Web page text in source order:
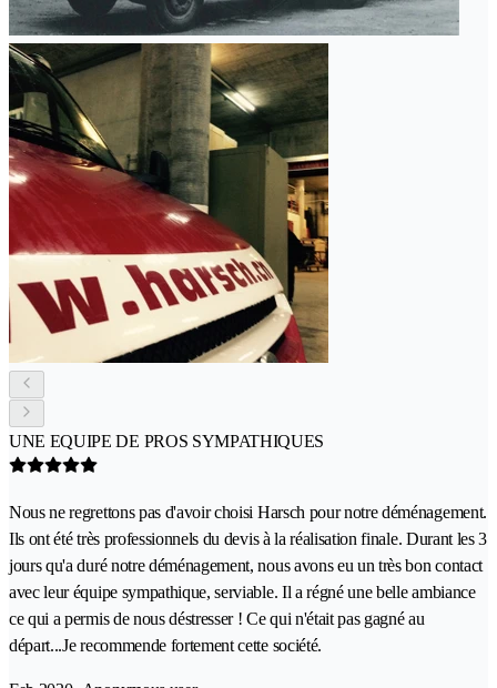
UNE EQUIPE DE PROS SYMPATHIQUES
Nous ne regrettons pas d'avoir choisi Harsch pour notre déménagement.
Ils ont été très professionnels du devis à la réalisation finale. Durant les 3
jours qu'a duré notre déménagement, nous avons eu un très bon contact
avec leur équipe sympathique, serviable. Il a régné une belle ambiance
ce qui a permis de nous déstresser ! Ce qui n'était pas gagné au
départ...Je recommende fortement cette société.